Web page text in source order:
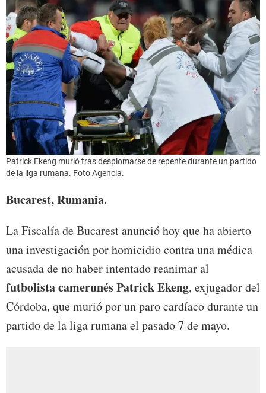
Patrick Ekeng murió tras desplomarse de repente durante un partido
de la liga rumana. Foto Agencia.
Bucarest, Rumania.
La Fiscalía de Bucarest anunció hoy que ha abierto
una investigación por homicidio contra una médica
acusada de no haber intentado reanimar al
futbolista camerunés Patrick Ekeng, exjugador del
Córdoba, que murió por un paro cardíaco durante un
partido de la liga rumana el pasado 7 de mayo.